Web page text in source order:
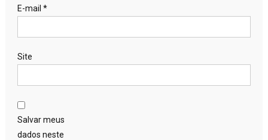
E-mail *
Site
Salvar meus
dados neste